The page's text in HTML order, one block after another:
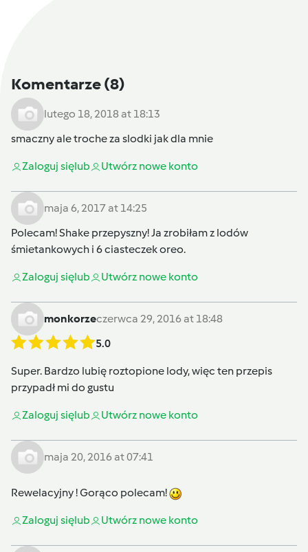
Komentarze(8)
lutego 18, 2018 at 18:13
smaczny ale troche za slodki jak dla mnie
Zaloguj sięlub Utwórz nowe konto
maja 6, 2017 at 14:25
Polecam! Shake przepyszny! Ja zrobiłam z lodów
śmietankowych i 6 ciasteczek oreo.
Zaloguj sięlub Utwórz nowe konto
monkorzeczerwca 29, 2016 at 18:48
5.0
Super. Bardzo lubię roztopione lody, więc ten przepis
przypadł mi do gustu
Zaloguj sięlub Utwórz nowe konto
maja 20, 2016 at 07:41
Rewelacyjny ! Gorąco polecam!
Zaloguj sięlub Utwórz nowe konto